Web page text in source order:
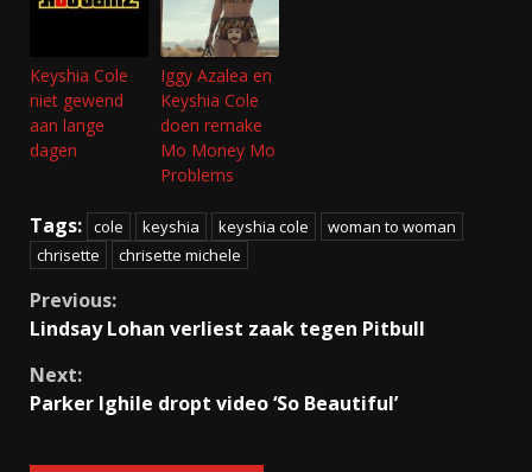
Keyshia Cole
niet gewend
aan lange
dagen
Iggy Azalea en
Keyshia Cole
doen remake
Mo Money Mo
Problems
Tags: cole keyshia keyshia cole
woman to woman
chrisette
chrisette michele
Continue
Reading
Previous:
Lindsay Lohan verliest zaak tegen Pitbull
Next:
Parker Ighile dropt video ‘So Beautiful’